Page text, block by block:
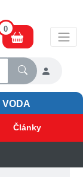
0
VODA
Články